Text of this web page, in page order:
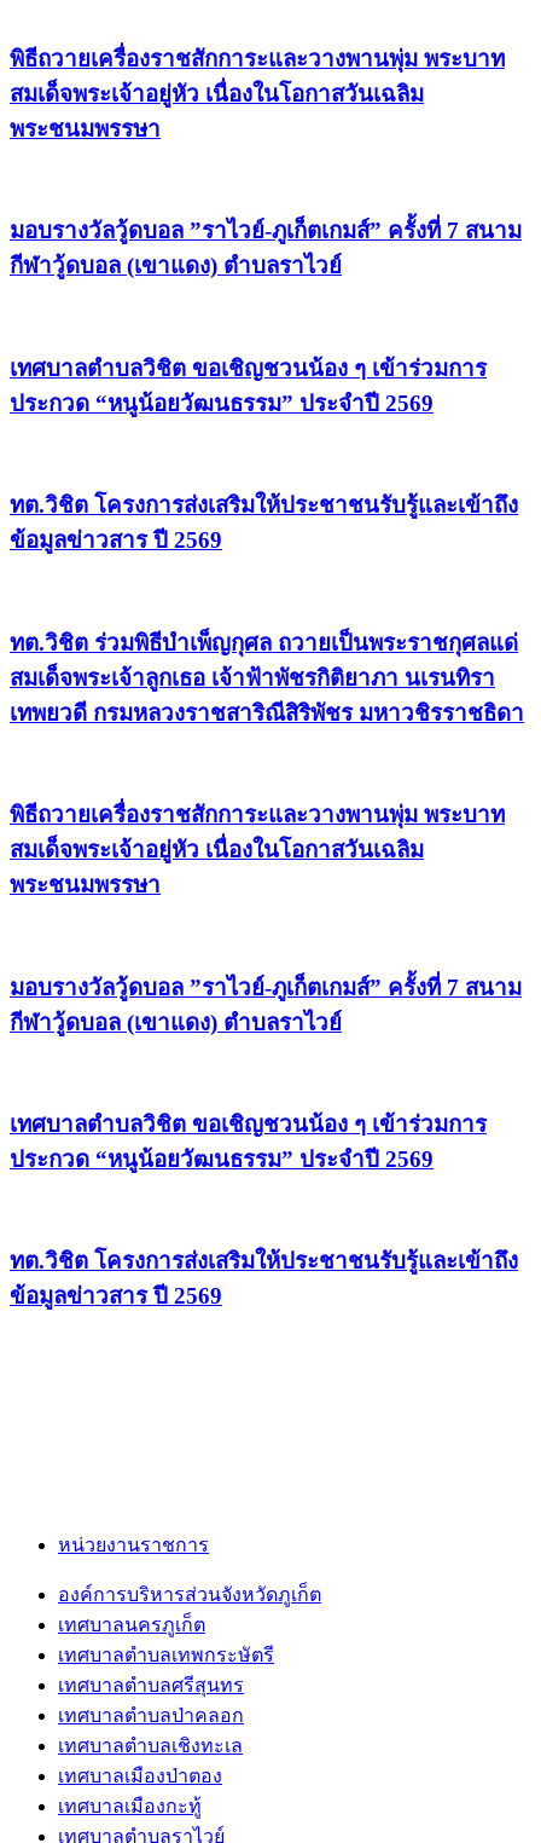
พิธีถวายเครื่องราชสักการะและวางพานพุ่ม พระบาท
สมเด็จพระเจ้าอยู่หัว เนื่องในโอกาสวันเฉลิม
พระชนมพรรษา
มอบรางวัลวู้ดบอล ”ราไวย์-ภูเก็ตเกมส์” ครั้งที่ 7 สนาม
กีฬาวู้ดบอล (เขาแดง) ตำบลราไวย์
เทศบาลตำบลวิชิต ขอเชิญชวนน้อง ๆ เข้าร่วมการ
ประกวด “หนูน้อยวัฒนธรรม” ประจำปี 2569
ทต.วิชิต โครงการส่งเสริมให้ประชาชนรับรู้และเข้าถึง
ข้อมูลข่าวสาร ปี 2569
ทต.วิชิต ร่วมพิธีบำเพ็ญกุศล ถวายเป็นพระราชกุศลแด่
สมเด็จพระเจ้าลูกเธอ เจ้าฟ้าพัชรกิติยาภา นเรนทิรา
เทพยวดี กรมหลวงราชสาริณีสิริพัชร มหาวชิรราชธิดา
พิธีถวายเครื่องราชสักการะและวางพานพุ่ม พระบาท
สมเด็จพระเจ้าอยู่หัว เนื่องในโอกาสวันเฉลิม
พระชนมพรรษา
มอบรางวัลวู้ดบอล ”ราไวย์-ภูเก็ตเกมส์” ครั้งที่ 7 สนาม
กีฬาวู้ดบอล (เขาแดง) ตำบลราไวย์
เทศบาลตำบลวิชิต ขอเชิญชวนน้อง ๆ เข้าร่วมการ
ประกวด “หนูน้อยวัฒนธรรม” ประจำปี 2569
ทต.วิชิต โครงการส่งเสริมให้ประชาชนรับรู้และเข้าถึง
ข้อมูลข่าวสาร ปี 2569
หน่วยงานราชการ
องค์การบริหารส่วนจังหวัดภูเก็ต
เทศบาลนครภูเก็ต
เทศบาลตำบลเทพกระษัตรี
เทศบาลตำบลศรีสุนทร
เทศบาลตำบลป่าคลอก
เทศบาลตำบลเชิงทะเล
เทศบาลเมืองป่าตอง
เทศบาลเมืองกะทู้
เทศบาลตำบลราไวย์